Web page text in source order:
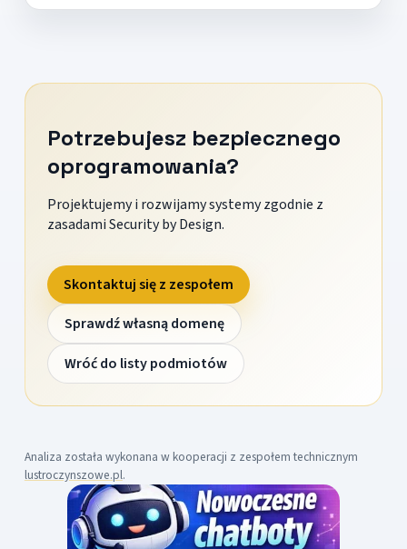
Potrzebujesz bezpiecznego
oprogramowania?
Projektujemy i rozwijamy systemy zgodnie z
zasadami Security by Design.
Skontaktuj się z zespołem
Sprawdź własną domenę
Wróć do listy podmiotów
Analiza została wykonana w kooperacji z zespołem technicznym
lustroczynszowe.pl.